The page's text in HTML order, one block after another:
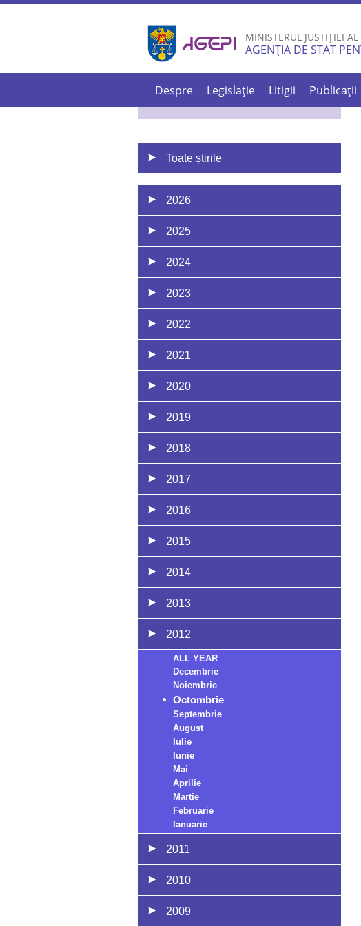
MINISTERUL JUSTIȚIEI
AGENȚIA DE STAT
Despre Legislație Litigii Publicații
Toate știrile
2026
2025
2024
2023
2022
2021
2020
2019
2018
2017
2016
2015
2014
2013
2012
ALL YEAR
Decembrie
Noiembrie
Octombrie
Septembrie
August
Iulie
Iunie
Mai
Aprilie
Martie
Februarie
Ianuarie
2011
2010
2009